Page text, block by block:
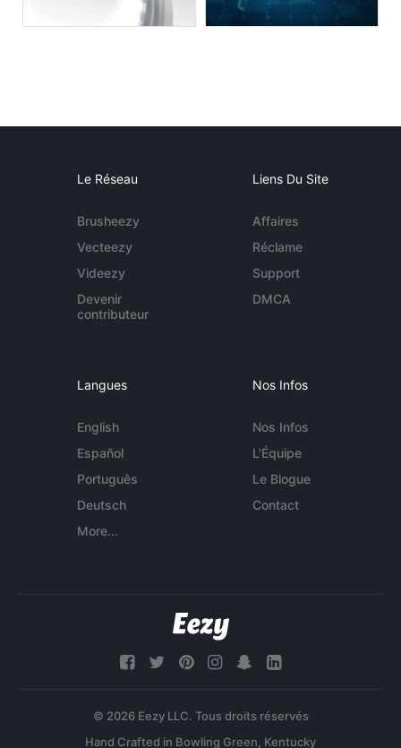
Le Réseau
Brusheezy
Vecteezy
Videezy
Devenir
contributeur
Liens Du Site
Affaires
Réclame
Support
DMCA
Langues
English
Español
Português
Deutsch
More...
Nos Infos
Nos Infos
L'Équipe
Le Blogue
Contact
© 2026 Eezy LLC. Tous droits réservés